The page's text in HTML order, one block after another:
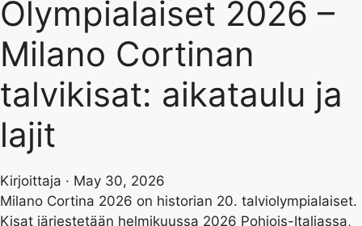
Olympialaiset 2026 –
Milano Cortinan
talvikisat: aikataulu ja
lajit
Kirjoittaja · May 30, 2026
Milano Cortina 2026 on historian 20. talviolympialaiset.
Kisat järjestetään helmikuussa 2026 Pohjois-Italiassa,